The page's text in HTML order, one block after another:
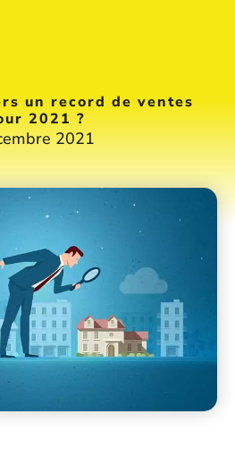
un record de ventes
2021 ?
2021